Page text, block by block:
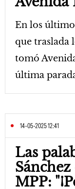
En los
que traslada
tomó
última
14-05-2025 12:41
Las
MPP: